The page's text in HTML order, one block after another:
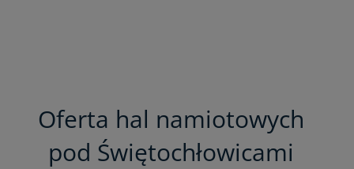
Oferta hal namiotowych
pod Świętochłowicami